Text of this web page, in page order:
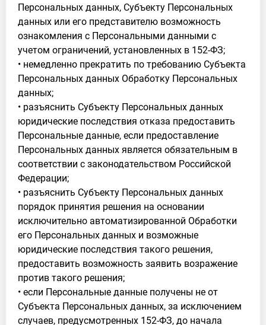
Персональных данных, Субъекту Персональных
данных или его представителю возможность
ознакомления с Персональными данными с
учетом ограничений, установленных в 152-ФЗ;
• немедленно прекратить по требованию Субъекта
Персональных данных Обработку Персональных
данных;
• разъяснить Субъекту Персональных данных
юридические последствия отказа предоставить
Персональные данные, если предоставление
Персональных данных является обязательным в
соответствии с законодательством Российской
Федерации;
• разъяснить Субъекту Персональных данных
порядок принятия решения на основании
исключительно автоматизированной Обработки
его Персональных данных и возможные
юридические последствия такого решения,
предоставить возможность заявить возражение
против такого решения;
• если Персональные данные получены не от
Субъекта Персональных данных, за исключением
случаев, предусмотренных 152-ФЗ, до начала